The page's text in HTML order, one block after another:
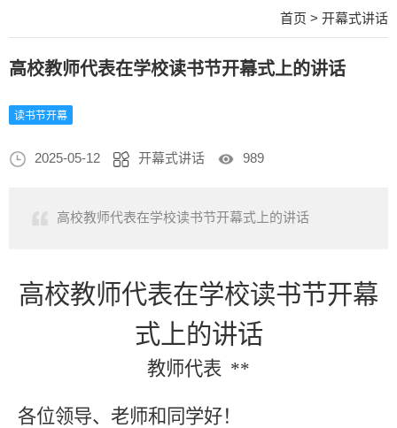
首页 > 开幕式讲话
高校教师代表在学校读书节开幕式上的讲话
读书节开幕
2025-05-12 开幕式讲话 989
高校教师代表在学校读书节开幕式上的讲话
高校教师代表在学校读书节开幕
式上的讲话
教师代表 **
各位领导、老师和同学好！